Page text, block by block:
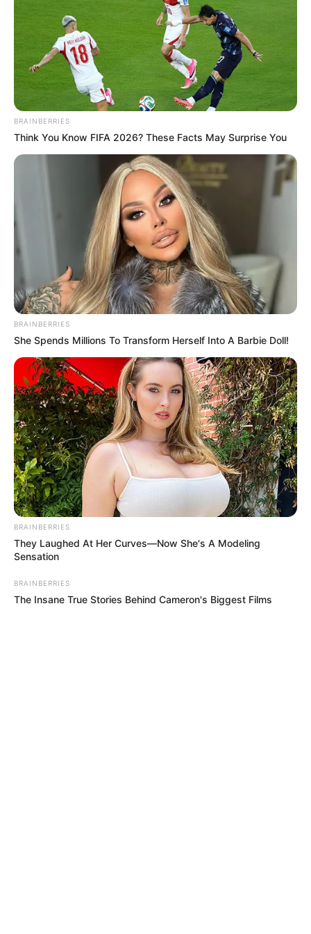
ALERTA BOGOTÁ EN GOOGLE NEWS
TEMAS RELACIONADOS
SANCIONES
MANTÉNGASE EN ALERTA
Tenemos todas las noticias que le
interesan. Para estar bien informado, por
favor, active las notificaciones de Alerta.
ACTIVAR AHORA
TEMAS DESTACADOS
RECIBO DEL AGUA
LOCALIDAD DE USAQUÉN
CUNDINAMARCA
DESAPARECIDOS
CORTES DE LUZ
LOCALIDAD DE ENGATIVÁ
REGIOTRAM DE OCCIDENTE
LOCALIDAD DE SUBA
BRAINBERRIES
Think You Know FIFA 2026? These Facts May Surprise You
BRAINBERRIES
She Spends Millions To Transform Herself Into A Barbie Doll!
BRAINBERRIES
They Laughed At Her Curves—Now She's A Modeling
Sensation
BRAINBERRIES
The Insane True Stories Behind Cameron's Biggest Films